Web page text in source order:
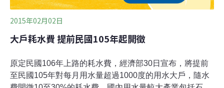
2015年02月02日
大戶耗水費 提前民國105年起開徵
原定民國106年上路的耗水費，經濟部30日宣布，將提前
至民國105年對每月用水量超過1000度的用水大戶，隨水